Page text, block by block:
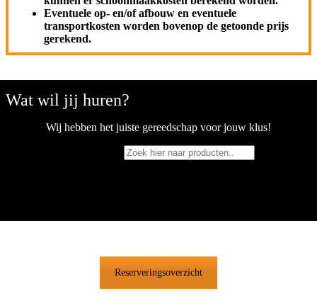
Eventuele op- en/of afbouw en eventuele
transportkosten worden bovenop de getoonde prijs
gerekend.
Wat wil jij huren?
Wij hebben het juiste gereedschap voor jouw klus!
Reserveringsoverzicht